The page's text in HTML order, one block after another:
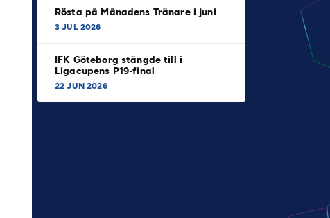
Rösta på Månadens Tränare i juni
3 JUL 2026
IFK Göteborg stängde till i
Ligacupens P19-final
22 JUN 2026